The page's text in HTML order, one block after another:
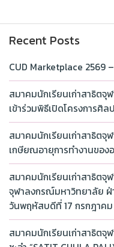
Recent Posts
CUD Marketplace 2569
สมาคมนักเรียนเก่าสาธิตจุ
เข้าร่วมพิธีเปิดโครงการศิ
สมาคมนักเรียนเก่าสาธิตจุ
เกษียณอายุการทำงานของ
สมาคมนักเรียนเก่าสาธิตจุ
จุฬาลงกรณ์มหาวิทยาลัย ฝ่
วันพฤหัสบดีที่ 17 กรกฎาค
สมาคมนักเรียนเก่าสาธิตจุ